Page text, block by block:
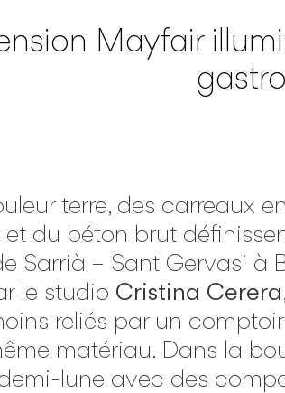
Mayfair
terre, des carreaux
du béton brut
Sarrià – Sant Gervasi à
le studio Cristina Cerera
reliés par un
matériau. Dans la
lune avec des